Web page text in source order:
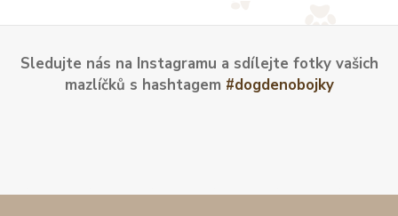
Sledujte nás na Instagramu a sdílejte fotky vašich
mazlíčků s hashtagem #dogdenobojky